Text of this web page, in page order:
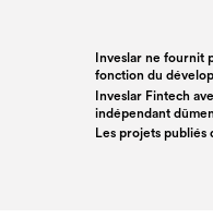
Inveslar ne fournit
fonction du
Inveslar Fintech
indépendant
Les projets publiés